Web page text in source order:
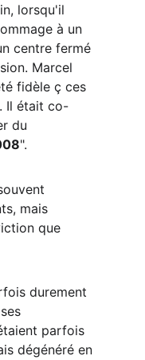
lorsqu'il
à un
centre fermé
Marcel
fidèle ç ces
Il était co-
du
".
mais
que
durement
parfois
dégénéré en